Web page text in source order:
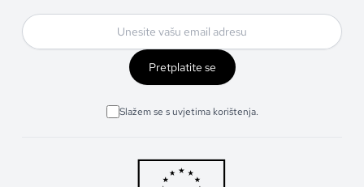
Pretplatite se
Slažem se s uvjetima korištenja.